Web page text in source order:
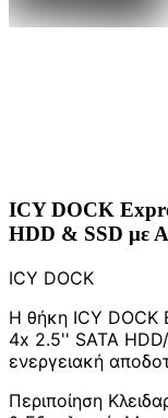
ICY DOCK
HDD & SSD με
ICY DOCK
Η θήκη ICY DOCK
4x 2.5'' SATA
ενεργειακή
Περιποίηση